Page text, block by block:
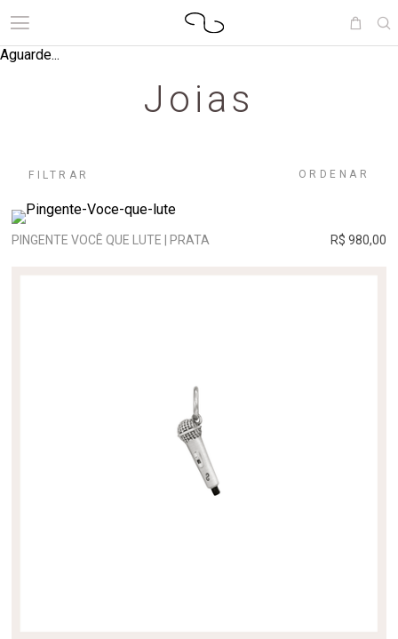
Aguarde...
Joias
FILTRAR ORDENAR
PINGENTE VOCÊ QUE LUTE | PRATA R$ 980,00